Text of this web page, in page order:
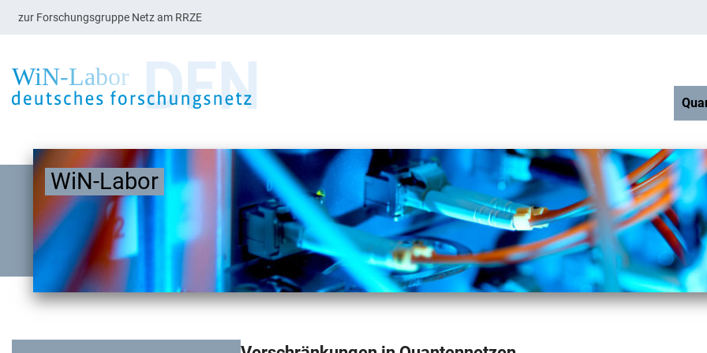
zur Forschungsgruppe Netz am RRZE
WiN-Labor